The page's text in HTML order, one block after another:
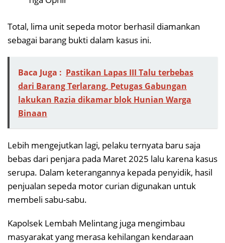
Total, lima unit sepeda motor berhasil diamankan
sebagai barang bukti dalam kasus ini.
Baca Juga : Pastikan Lapas III Talu terbebas
dari Barang Terlarang, Petugas Gabungan
lakukan Razia dikamar blok Hunian Warga
Binaan
Lebih mengejutkan lagi, pelaku ternyata baru saja
bebas dari penjara pada Maret 2025 lalu karena kasus
serupa. Dalam keterangannya kepada penyidik, hasil
penjualan sepeda motor curian digunakan untuk
membeli sabu-sabu.
Kapolsek Lembah Melintang juga mengimbau
masyarakat yang merasa kehilangan kendaraan